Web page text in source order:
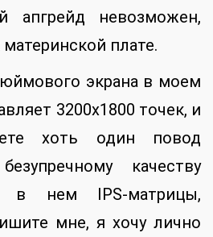
апгрейд невозможен,
плате.
экрана в моем
3200х1800 точек, и
хоть один повод
качеству
в нем IPS-матрицы,
мне, я хочу лично